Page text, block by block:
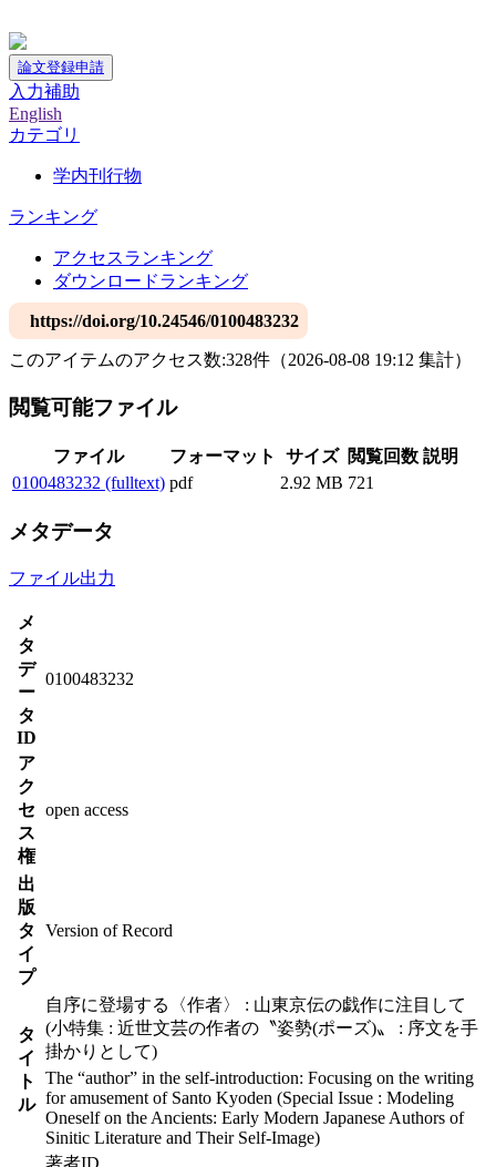
論文登録申請
入力補助
English
カテゴリ
学内刊行物
ランキング
アクセスランキング
ダウンロードランキング
https://doi.org/10.24546/0100483232
このアイテムのアクセス数:328件 （2026-08-08 19:12 集計）
閲覧可能ファイル
ファイル フォーマット サイズ 閲覧回数 説明
0100483232 (fulltext) pdf 2.92 MB 721
メタデータ
ファイル出力
メ
タ
デ
ー
タ
ID
0100483232
ア
ク
セ
ス
権
open access
出
版
タ
イ
プ
Version of Record
タ
イ
ト
ル
自序に登場する〈作者〉 : 山東京伝の戯作に注目して
(小特集 : 近世文芸の作者の〝姿勢(ポーズ)〟 : 序文を手
掛かりとして)
The “author” in the self-introduction: Focusing on the writing
for amusement of Santo Kyoden (Special Issue : Modeling
Oneself on the Ancients: Early Modern Japanese Authors of
Sinitic Literature and Their Self-Image)
著者ID